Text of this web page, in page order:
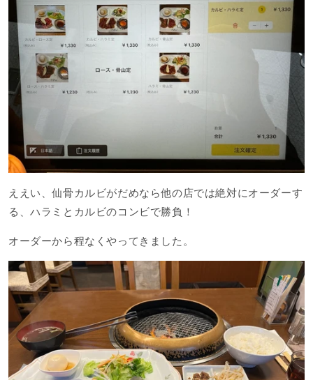
ええい、仙骨カルビがだめなら他の店では絶対にオーダーす
る、ハラミとカルビのコンビで勝負！
オーダーから程なくやってきました。